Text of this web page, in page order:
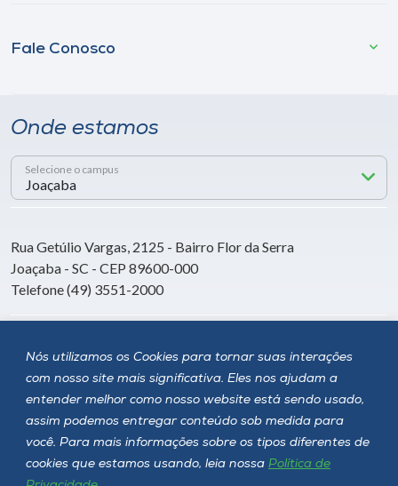
Nós utilizamos os Cookies para tornar suas interações
com nosso site mais significativa. Eles nos ajudam a
entender melhor como nosso website está sendo usado,
assim podemos entregar conteúdo sob medida para
você. Para mais informações sobre os tipos diferentes de
cookies que estamos usando, leia nossa Política de
Fale Conosco
Onde estamos
Selecione o campus
Rua Getúlio Vargas, 2125 - Bairro Flor da Serra
Joaçaba - SC - CEP 89600-000
Telefone (49) 3551-2000
Siga a Unoesc